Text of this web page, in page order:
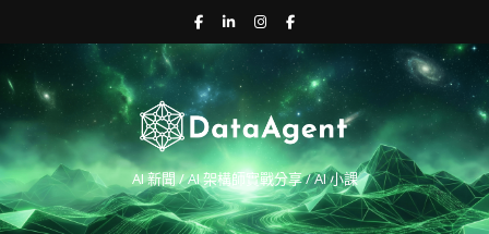
AI 新聞 / AI 架構師實戰分享 / AI 小課